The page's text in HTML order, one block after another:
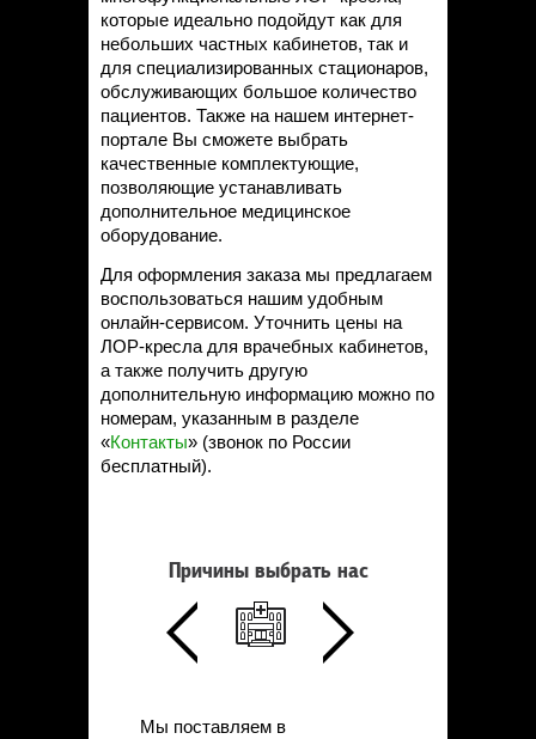
которые идеально подойдут как для
небольших частных кабинетов, так и
для специализированных стационаров,
обслуживающих большое количество
пациентов. Также на нашем интернет-
портале Вы сможете выбрать
качественные комплектующие,
позволяющие устанавливать
дополнительное медицинское
оборудование.
Для оформления заказа мы предлагаем
воспользоваться нашим удобным
онлайн-сервисом. Уточнить цены на
ЛОР-кресла для врачебных кабинетов,
а также получить другую
дополнительную информацию можно по
номерам, указанным в разделе
«Контакты» (звонок по России
бесплатный).
Причины выбрать нас
Мы поставляем в